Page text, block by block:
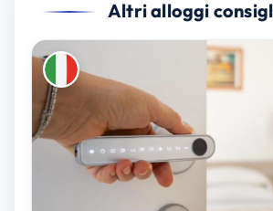
Altri alloggi